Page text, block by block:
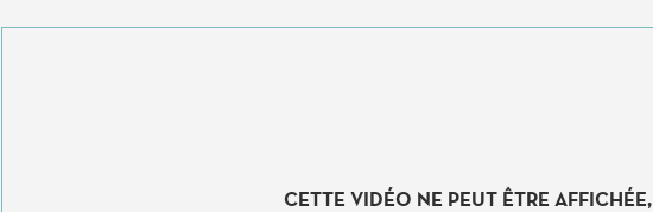
CETTE VIDÉO NE PEUT ÊTRE AFFICHÉE,